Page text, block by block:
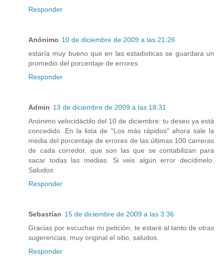
Responder
Anónimo 10 de diciembre de 2009 a las 21:26
estaría muy bueno que en las estadisticas se guardara un
promedio del porcentaje de errores
Responder
Admin 13 de diciembre de 2009 a las 18:31
Anónimo velocidáctilo del 10 de diciembre: tu deseo ya está
concedido. En la lista de "Los más rápidos" ahora sale la
media del porcentaje de errores de las últimas 100 carreras
de cada corredor, que son las que se contabilizan para
sacar todas las medias. Si veis algún error decídmelo.
Saludos
Responder
Sebastían 15 de diciembre de 2009 a las 3:36
Gracias por escuchar mi petición, te estaré al tanto de otras
sugerencias, muy original el sitio, saludos.
Responder